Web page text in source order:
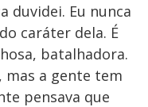
duvidei. Eu nunca
caráter dela. É
batalhadora.
mas a gente tem
pensava que